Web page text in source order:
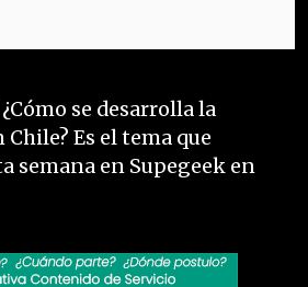
se desarrolla la
Es el tema que
semana en Supegeek en